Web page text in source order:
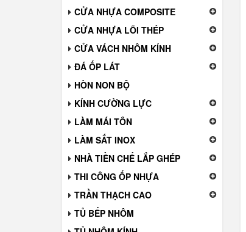
CỬA NHỰA COMPOSITE
CỬA NHỰA LÕI THÉP
CỬA VÁCH NHÔM KÍNH
ĐÁ ỐP LÁT
HÒN NON BỘ
KÍNH CƯỜNG LỰC
LÀM MÁI TÔN
LÀM SẮT INOX
NHÀ TIỀN CHẾ LẮP GHÉP
THI CÔNG ỐP NHỰA
TRẦN THẠCH CAO
TỦ BẾP NHÔM